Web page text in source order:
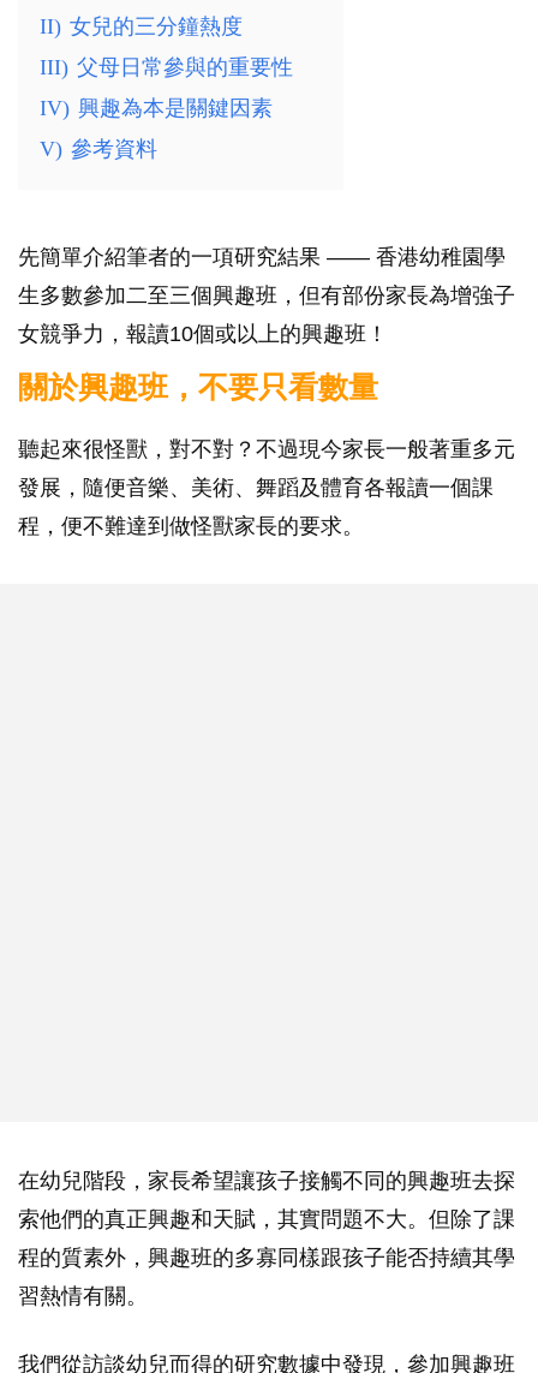
II) 女兒的三分鐘熱度
III) 父母日常參與的重要性
IV) 興趣為本是關鍵因素
V) 參考資料
先簡單介紹筆者的一項研究結果 —— 香港幼稚園學
生多數參加二至三個興趣班，但有部份家長為增強子
女競爭力，報讀10個或以上的興趣班！
關於興趣班，不要只看數量
聽起來很怪獸，對不對？不過現今家長一般著重多元
發展，隨便音樂、美術、舞蹈及體育各報讀一個課
程，便不難達到做怪獸家長的要求。
在幼兒階段，家長希望讓孩子接觸不同的興趣班去探
索他們的真正興趣和天賦，其實問題不大。但除了課
程的質素外，興趣班的多寡同樣跟孩子能否持續其學
習熱情有關。
我們從訪談幼兒而得的研究數據中發現，參加興趣班